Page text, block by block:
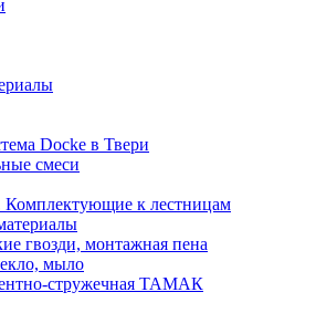
Docke в Твери
смеси
к лестницам
гвозди, монтажная пена
мыло
стружечная ТАМАК